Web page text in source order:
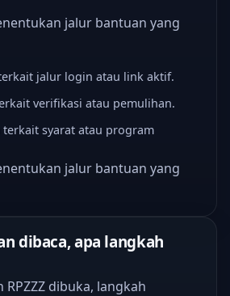
jalur bantuan yang
jalur login atau link aktif.
verifikasi atau pemulihan.
terkait syarat atau program
jalur bantuan yang
dibaca, apa langkah
dibuka, langkah